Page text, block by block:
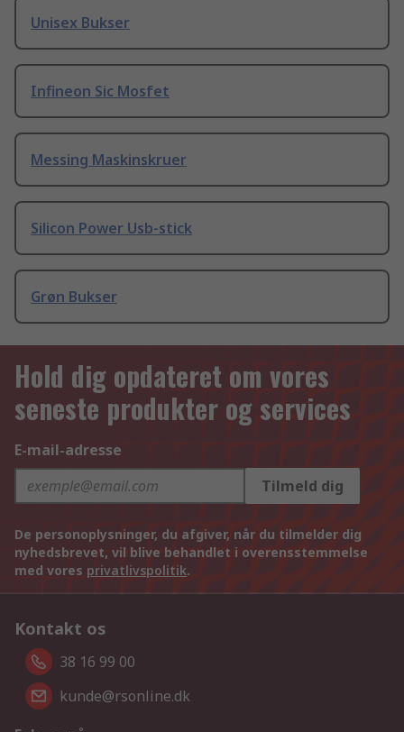
Unisex Bukser
Infineon Sic Mosfet
Messing Maskinskruer
Silicon Power Usb-stick
Grøn Bukser
Hold dig opdateret om vores
seneste produkter og services
E-mail-adresse
Tilmeld dig
De personoplysninger, du afgiver, når du tilmelder dig
nyhedsbrevet, vil blive behandlet i overensstemmelse
med vores privatlivspolitik.
Kontakt os
38 16 99 00
kunde@rsonline.dk